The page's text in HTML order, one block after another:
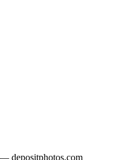
depositphotos.com